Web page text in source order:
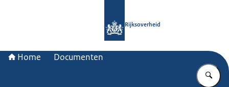
Rijksoverheid
Home Documenten